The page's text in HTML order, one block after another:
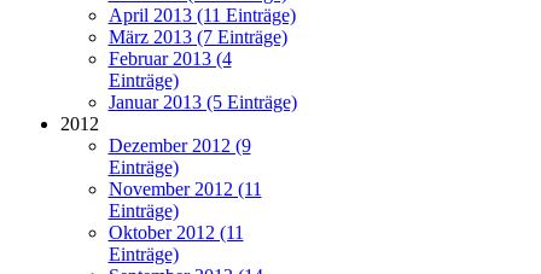
April 2013 (11 Einträge)
März 2013 (7 Einträge)
Februar 2013 (4
Einträge)
Januar 2013 (5 Einträge)
2012
Dezember 2012 (9
Einträge)
November 2012 (11
Einträge)
Oktober 2012 (11
Einträge)